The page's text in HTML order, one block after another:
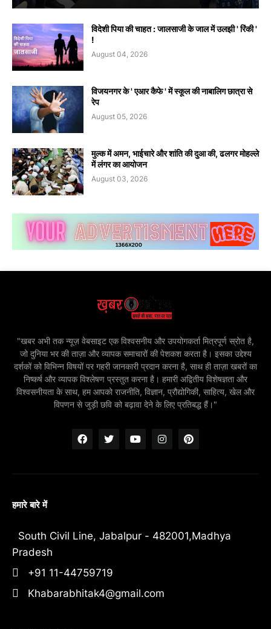
विदेशी पिया की चाहत : जालसाजी के जाल में उलझी ' रिंकी '
!
August 04, 2026
विजयनगर के ' एआर कैफे ' में स्कूल की नाबालिग छात्रा से
रेप
August 05, 2026
मुल्क में अमन, भाईचारे और शांति की दुआ की, ढलगर मोहल्ले
में लंगर का आयोजन
August 03, 2026
"खबर अभी तक न्यूज़ वेबसाइट एक विश्वसनीय और उपयोगकर्ता मित्रपूर्ण स्रोत है,
जो दुनिया भर की ताज़ा और व्यापक समाचारों की पेशकश करता है। इसका उद्देश्य
दर्शकों को विभिन्न विषयों पर गहरी जानकारी प्रदान करना है, साथ ही ताज़ा खबरों का
निष्कर्ष और व्यापक विश्लेषण प्रस्तुत करना है। हमारी अद्वितीय विशेषज्ञता और
विश्वसनीयता के साथ, हम आपको राजनीति, विज्ञान, प्रौद्योगिकी, साहित्य, खेल और
विपणन से जुड़ी छवि को बढ़ावा देने के लिए प्रतिबद्ध हैं।"
हमारे बारे में
South Civil Line, Jabalpur - 482001,Madhya
Pradesh
+91 11-44759719
Khabarabhitak4@gmail.com